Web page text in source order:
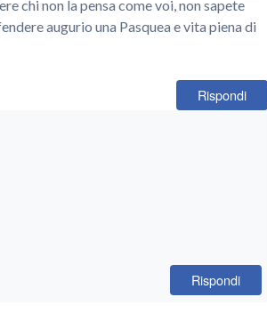
chi non la pensa come voi, non sapete
augurio una Pasquea e vita piena di
Rispondi
Rispondi